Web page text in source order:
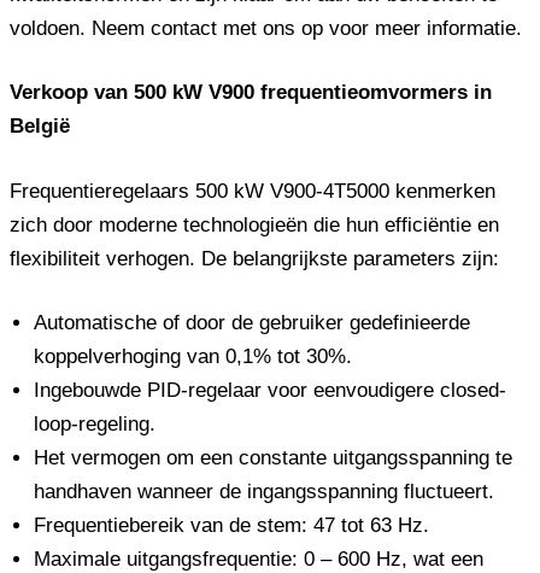
voldoen. Neem contact met ons op voor meer informatie.
Verkoop van 500 kW V900 frequentieomvormers in
België
Frequentieregelaars 500 kW V900-4T5000 kenmerken
zich door moderne technologieën die hun efficiëntie en
flexibiliteit verhogen. De belangrijkste parameters zijn:
Automatische of door de gebruiker gedefinieerde
koppelverhoging van 0,1% tot 30%.
Ingebouwde PID-regelaar voor eenvoudigere closed-
loop-regeling.
Het vermogen om een ​​constante uitgangsspanning te
handhaven wanneer de ingangsspanning fluctueert.
Frequentiebereik van de stem: 47 tot 63 Hz.
Maximale uitgangsfrequentie: 0 – 600 Hz, wat een